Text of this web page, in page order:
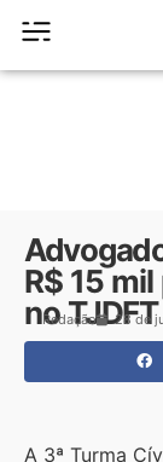
R$ 15
no TJDFT
Redação 28 de
A 3ª Turma